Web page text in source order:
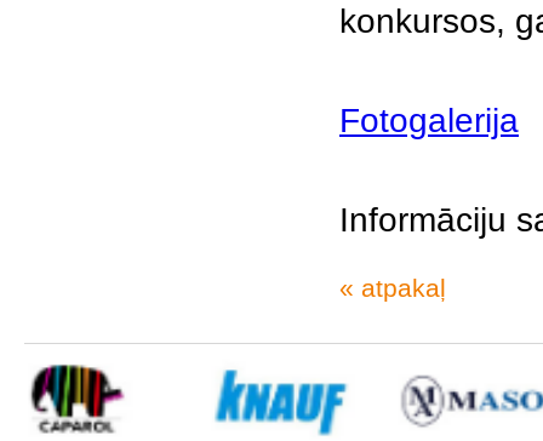
konkursos,
Fotogalerija
Informāciju
« atpakaļ